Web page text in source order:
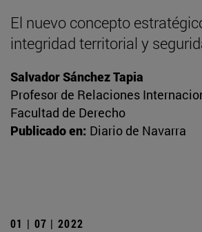
El nuevo concepto
integridad territorial y
Salvador Sánchez Tapia
Profesor de Relaciones
Facultad de Derecho
Publicado en: Diario de Navarra
01 | 07 | 2022